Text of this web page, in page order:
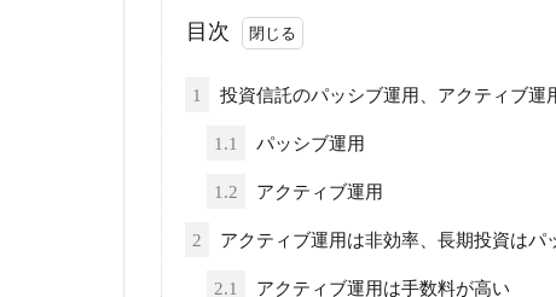
目次
1 投資信託のパッシブ運用、アクティブ運
1.1 パッシブ運用
1.2 アクティブ運用
2 アクティブ運用は非効率、長期投資はパ
2.1 アクティブ運用は手数料が高い